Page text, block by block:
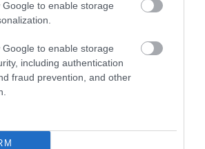
Google to enable storage
Google to enable storage
including authentication
fraud prevention, and other
kezdetét a Marvel-
új X-Men csapat jön – derül ki
tiszta lappal indít: